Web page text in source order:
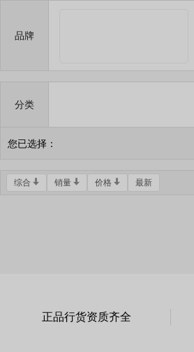
品牌
分类
您已选择：
综合 销量 价格 最新
正品行货资质齐全